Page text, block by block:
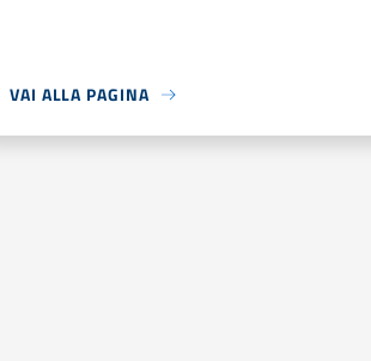
VAI ALLA PAGINA